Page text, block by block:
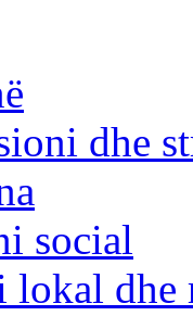
dhe
social
dhe